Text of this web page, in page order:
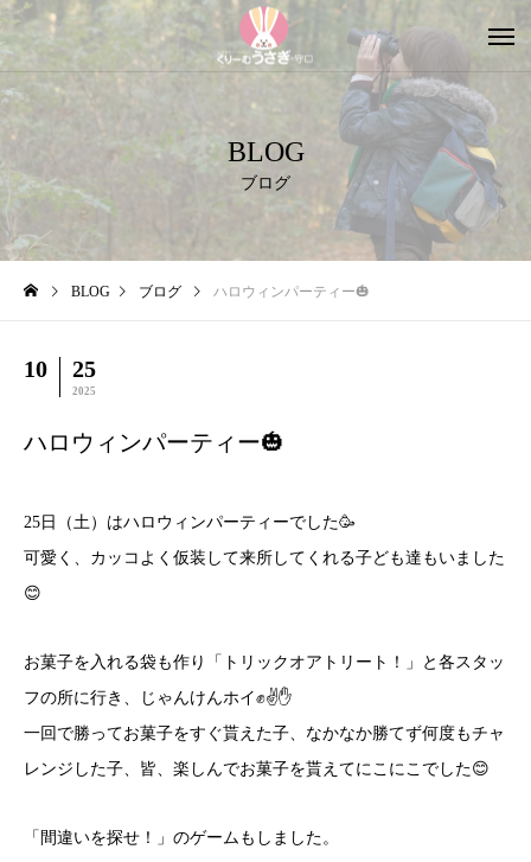
BLOG
ブログ
BLOG ブログ ハロウィンパーティー🎃
10 25
2025
ハロウィンパーティー🎃
25日（土）はハロウィンパーティーでした🥳
可愛く、カッコよく仮装して来所してくれる子ども達もいました
😊
お菓子を入れる袋も作り「トリックオアトリート！」と各スタッ
フの所に行き、じゃんけんホイ✊✌️✋
一回で勝ってお菓子をすぐ貰えた子、なかなか勝てず何度もチャ
レンジした子、皆、楽しんでお菓子を貰えてにこにこでした😊
「間違いを探せ！」のゲームもしました。